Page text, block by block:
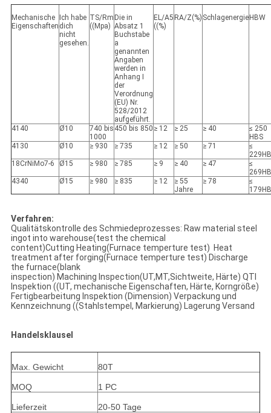
Mechanische
Eigenschaften
Ich habe
dich
nicht
gesehen.
TS/Rm
((Mpa)
Die in
Absatz 1
Buchstabe
a
genannten
Angaben
werden in
Anhang I
der
Verordnung
(EU) Nr.
528/2012
aufgeführt.
EL/A5
((%)
RA/Z(%) Schlagenergie HBW
4140 Ø10
740 bis
1000
450 bis 850 ≥ 12 ≥ 25 ≥ 40
≤ 250
HBS
4130
Ø10 ≥ 930 ≥ 735 ≥ 12 ≥ 50 ≥ 71
≤
18CrNiMo7-6
Ø15 ≥ 980 ≥ 785 ≥ 9 ≥ 40 ≥ 47
≤
4340
Ø15 ≥ 980 ≥ 835 ≥ 12
≥ 55
Jahre
≥ 78
≤
Verfahren:
Qualitätskontrolle des Schmiedeprozesses: Raw material steel
ingot into warehouse(test the chemical
content)Cutting Heating(Furnace temperture test) Heat
treatment after forging(Furnace temperture test) Discharge
the furnace(blank
inspection) Machining Inspection(UT,MT,Sichtweite, Härte) QTI
Inspektion ((UT, mechanische Eigenschaften, Härte, Korngröße)
Fertigbearbeitung Inspektion (Dimension) Verpackung und
Kennzeichnung ((Stahlstempel, Markierung) Lagerung Versand
Handelsklausel
Max. Gewicht 80T
MOQ 1 PC
Lieferzeit 20-50 Tage